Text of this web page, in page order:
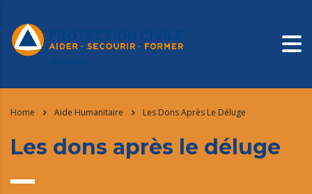
Home Aide Humanitaire Les Dons Après Le Déluge
Les dons après le déluge